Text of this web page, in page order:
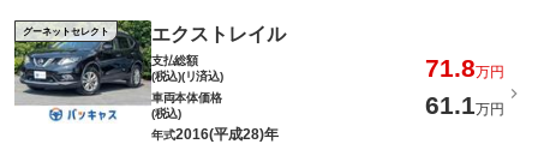
グーネットセレクト エクストレイル
支払総額
(税込)(リ済込)
71.8万円
車両本体価格
(税込)
61.1万円
年式2016(平成28)年